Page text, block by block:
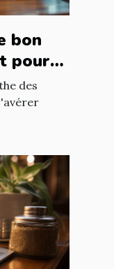
bon
pour
des